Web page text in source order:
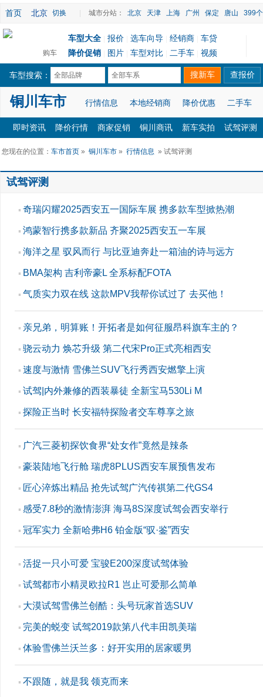
首页 北京 切换 城市分站： 北京 天津 上海 广州 保定 唐山 399
购车
车型大全 报价 选车向导 经销商
车贷
降价促销
图片 车型对比 二手车 视频
车型搜索： 全部品牌 全部车系
铜川车市 行情信息 本地经销商 降价优惠 二手车
即时资讯 降价行情 商家促销 铜川商讯 新车实拍 试驾评测
您现在的位置： 车市首页 » 铜川车市 » 行情信息 » 试驾评测
试驾评测
▪ 奇瑞闪耀2025西安五一国际车展 携多款车型掀热潮
▪ 鸿蒙智行携多款新品 齐聚2025西安五一车展
▪ 海洋之星 驭风而行 与比亚迪奔赴一箱油的诗与远方
▪ BMA架构 吉利帝豪L 全系标配FOTA
▪ 气质实力双在线 这款MPV我帮你试过了 去买他！
▪ 亲兄弟，明算账！开拓者是如何征服昂科旗车主的？
▪ 骁云动力 焕芯升级 第二代宋Pro正式亮相西安
▪ 速度与激情 雪佛兰SUV飞行秀西安燃擎上演
▪ 试驾|内外兼修的西装暴徒 全新宝马530Li M
▪ 探险正当时 长安福特探险者交车尊享之旅
▪ 广汽三菱初探饮食界“处女作”竟然是辣条
▪ 豪装陆地飞行舱 瑞虎8PLUS西安车展预售发布
▪ 匠心淬炼出精品 抢先试驾广汽传祺第二代GS4
▪ 感受7.8秒的激情澎湃 海马8S深度试驾会西安举行
▪ 冠军实力 全新哈弗H6 铂金版“驭·鉴”西安
▪ 活捉一只小可爱 宝骏E200深度试驾体验
▪ 试驾都市小精灵欧拉R1 岂止可爱那么简单
▪ 大漠试驾雪佛兰创酷：头号玩家首选SUV
▪ 完美的蜕变 试驾2019款第八代丰田凯美瑞
▪ 体验雪佛兰沃兰多：好开实用的居家暖男
▪ 不跟随，就是我 领克而来